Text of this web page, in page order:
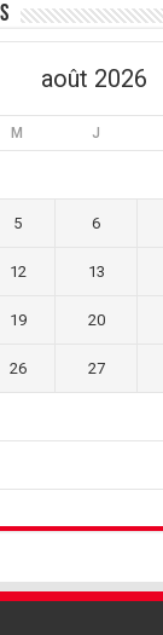
août 2026
M J
5 6
12 13
19 20
26 27